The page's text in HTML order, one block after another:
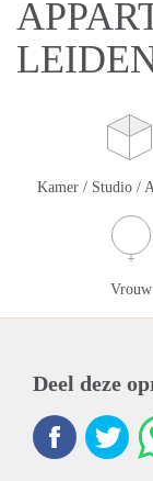
Kamer / Studio /
Vrouw
Deel deze